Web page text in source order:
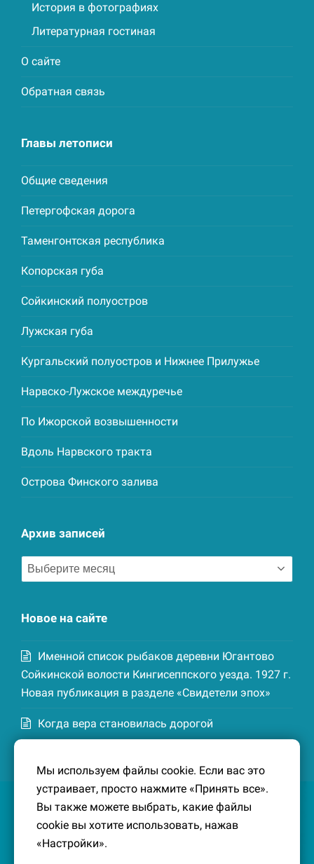
История в фотографиях
Литературная гостиная
О сайте
Обратная связь
Главы летописи
Общие сведения
Петергофская дорога
Таменгонтская республика
Копорская губа
Сойкинский полуостров
Лужская губа
Кургальский полуостров и Нижнее Прилужье
Нарвско-Лужское междуречье
По Ижорской возвышенности
Вдоль Нарвского тракта
Острова Финского залива
Архив записей
Архив
записей
Новое на сайте
Именной список рыбаков деревни Югантово
Сойкинской волости Кингисеппского уезда. 1927 г.
Новая публикация в разделе «Свидетели эпох»
Когда вера становилась дорогой
Котельской волости Кингисеппского уезда. 1926-
27 гг. Новая публикация в разделе «Свидетели
эпох»
Мы используем файлы cookie. Если вас это
устраивает, просто нажмите «Принять все».
Вы также можете выбрать, какие файлы
cookie вы хотите использовать, нажав
«Настройки».